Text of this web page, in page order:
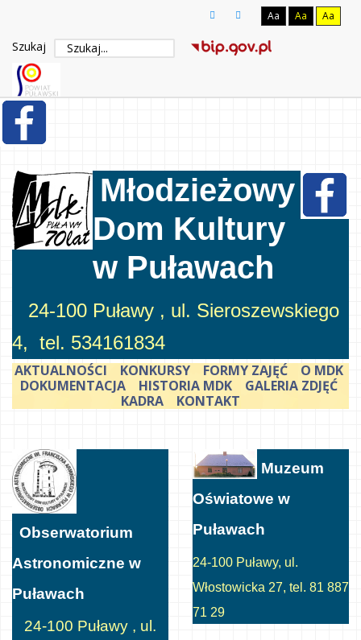
Aa Aa Aa
Szukaj
Młodzieżowy
Dom Kultury
w Puławach
24-100 Puławy , ul. Sieroszewskiego
4, tel. 534161834
AKTUALNOŚCI KONKURSY FORMY ZAJĘĆ
O MDK
DOKUMENTACJA
HISTORIA MDK
GALERIA ZDJĘĆ
KADRA
KONTAKT
Obserwatorium
Astronomiczne w
Puławach
24-100 Puławy , ul.
Muzeum
Oświatowe w
Puławach
24-100 Puławy, ul.
Włostowicka 27, tel. 81 887
71 29